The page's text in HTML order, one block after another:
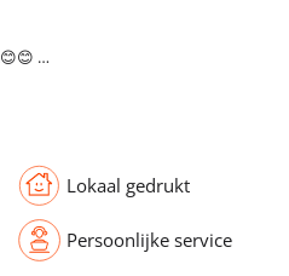
…
Lokaal gedrukt
Persoonlijke service